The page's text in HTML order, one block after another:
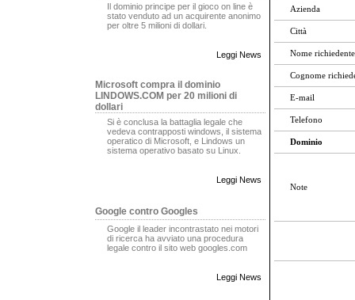
Il dominio principe per il gioco on line è
stato venduto ad un acquirente anonimo
per oltre 5 milioni di dollari.
Leggi News
Microsoft compra il dominio
LINDOWS.COM per 20 milioni di
dollari
Si è conclusa la battaglia legale che
vedeva contrapposti windows, il sistema
operatico di Microsoft, e Lindows un
sistema operativo basato su Linux.
Leggi News
Google contro Googles
Google il leader incontrastato nei motori
di ricerca ha avviato una procedura
legale contro il sito web googles.com
Leggi News
Azienda
Città
Nome richiedente
Cognome
E-mail
Telefono
Dominio
Note